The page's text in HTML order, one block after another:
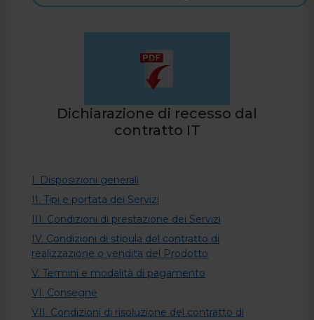
Dichiarazione di recesso dal
contratto IT
I. Disposizioni generali
II. Tipi e portata dei Servizi
III. Condizioni di prestazione dei Servizi
IV. Condizioni di stipula del contratto di
realizzazione o vendita del Prodotto
V. Termini e modalità di pagamento
VI. Consegne
VII. Condizioni di risoluzione del contratto di